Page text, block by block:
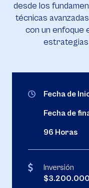
desde los
técnicas
con un enfoque
estrategias
Fecha de
Fecha de
96 Horas
Inversión
$3.200.000